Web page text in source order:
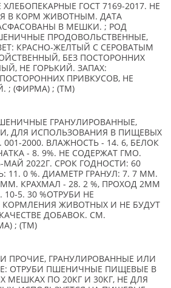
ГОСТ 7169-2017. НЕ
В КОРМ ЖИВОТНЫМ. ДАТА
В МЕШКИ. ; РОД
ПРОДОВОЛЬСТВЕННЫЕ,
КРАСНО-ЖЕЛТЫЙ С СЕРОВАТЫМ
БЕЗ ПОСТОРОННИХ
НЕ ГОРЬКИЙ. ЗАПАХ:
ПРИВКУСОВ, НЕ
; (ФИРМА) ; (TM)
ГРАНУЛИРОВАННЫЕ,
ДЛЯ ИСПОЛЬЗОВАНИЯ В ПИЩЕВЫХ
001-2000. ВЛАЖНОСТЬ - 14. 6, БЕЛОК
- 8. 9%. НЕ СОДЕРЖАТ ГМО.
2022Г. СРОК ГОДНОСТИ: 60
0 %. ДИАМЕТР ГРАНУЛ: 7. 7 ММ.
КРАХМАЛ - 28. 2 %, ПРОХОД 2ММ
5. 30 %ОТРУБИ НЕ
ЖИВОТНЫХ И НЕ БУДУТ
ДОБАВОК. СМ.
; (TM)
ПРОЧИЕ, ГРАНУЛИРОВАННЫЕ ИЛИ
ОТРУБИ ПШЕНИЧНЫЕ ПИЩЕВЫЕ В
ПО 20КГ И 30КГ, НЕ ДЛЯ